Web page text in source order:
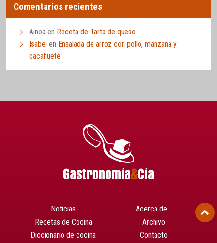
Comentarios recientes
Ainoa en Receta de Tarta de queso
Isabel en Ensalada de arroz con pollo, manzana y
cacahuete
Noticias
Recetas de Cocina
Diccionario de cocina
Acerca de…
Archivo
Contacto